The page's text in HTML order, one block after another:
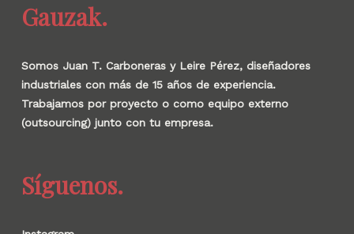
Gauzak.
Somos Juan T. Carboneras y Leire Pérez, diseñadores
industriales con más de 15 años de experiencia.
Trabajamos por proyecto o como equipo externo
(outsourcing) junto con tu empresa.
Síguenos.